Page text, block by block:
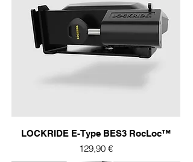
LOCKRIDE E-Type BES3 RocLoc™
Prix
129,90 €